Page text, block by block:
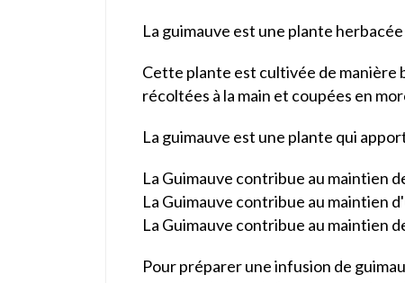
La guimauve est une plante
Cette plante est cultivée de manière
récoltées à la main et coupées en
La guimauve est une plante qui
La Guimauve contribue au maintien
La Guimauve contribue au maintien
La Guimauve contribue au maintien
Pour préparer une infusion de